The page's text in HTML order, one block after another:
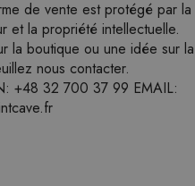
de vente est protégé par la
et la propriété intellectuelle.
la boutique ou une idée sur la
nous contacter.
+48 32 700 37 99 EMAIL: